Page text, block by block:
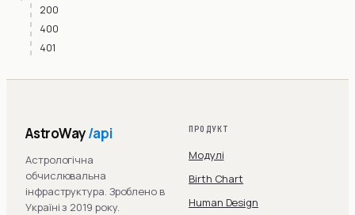
200
400
401
AstroWay/api
Астрологічна
обчислювальна
інфраструктура. Зроблено в
Україні з 2019 року.
ПРОДУКТ
Модулі
Birth Chart
Human Design